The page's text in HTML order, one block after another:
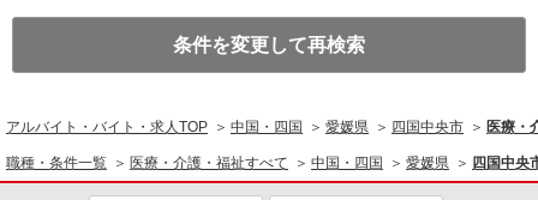
条件を変更して再検索
アルバイト・バイト・求人TOP 中国・四国 愛媛県 四国中央市 医療・
職種・条件一覧 医療・介護・福祉すべて 中国・四国 愛媛県 四国中央